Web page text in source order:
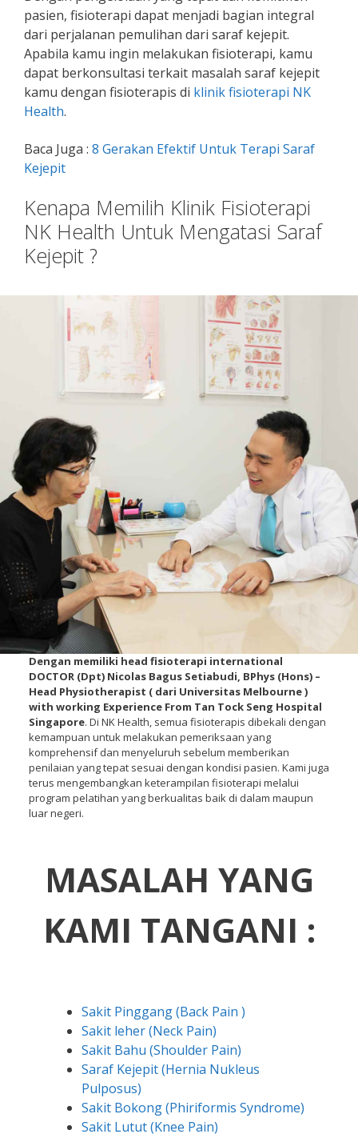
pasien, fisioterapi dapat menjadi bagian integral
dari perjalanan pemulihan dari saraf kejepit.
Apabila kamu ingin melakukan fisioterapi, kamu
dapat berkonsultasi terkait masalah saraf kejepit
kamu dengan fisioterapis di klinik fisioterapi NK
Health.
Baca Juga : 8 Gerakan Efektif Untuk Terapi Saraf
Kejepit
Kenapa Memilih Klinik Fisioterapi
NK Health Untuk Mengatasi Saraf
Kejepit ?
Dengan memiliki head fisioterapi international
DOCTOR (Dpt) Nicolas Bagus Setiabudi, BPhys (Hons) –
Head Physiotherapist ( dari Universitas Melbourne )
with working Experience From Tan Tock Seng Hospital
Singapore. Di NK Health, semua fisioterapis dibekali dengan
kemampuan untuk melakukan pemeriksaan yang
komprehensif dan menyeluruh sebelum memberikan
penilaian yang tepat sesuai dengan kondisi pasien. Kami juga
terus mengembangkan keterampilan fisioterapi melalui
program pelatihan yang berkualitas baik di dalam maupun
luar negeri.
MASALAH YANG
KAMI TANGANI :
Sakit Pinggang (Back Pain )
Sakit leher (Neck Pain)
Sakit Bahu (Shoulder Pain)
Saraf Kejepit (Hernia Nukleus
Pulposus)
Sakit Bokong (Phiriformis Syndrome)
Sakit Lutut (Knee Pain)